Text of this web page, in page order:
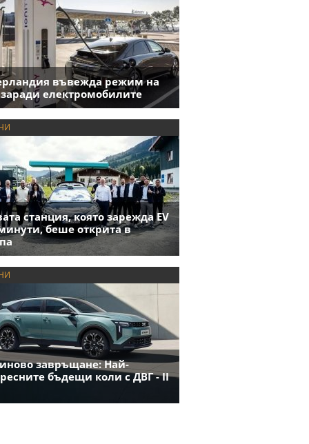
въвежда режим на
заради електромобилите
станция, която зарежда EV
беше открита в
завръщане: Най-
бъдещи коли с ДВГ - II